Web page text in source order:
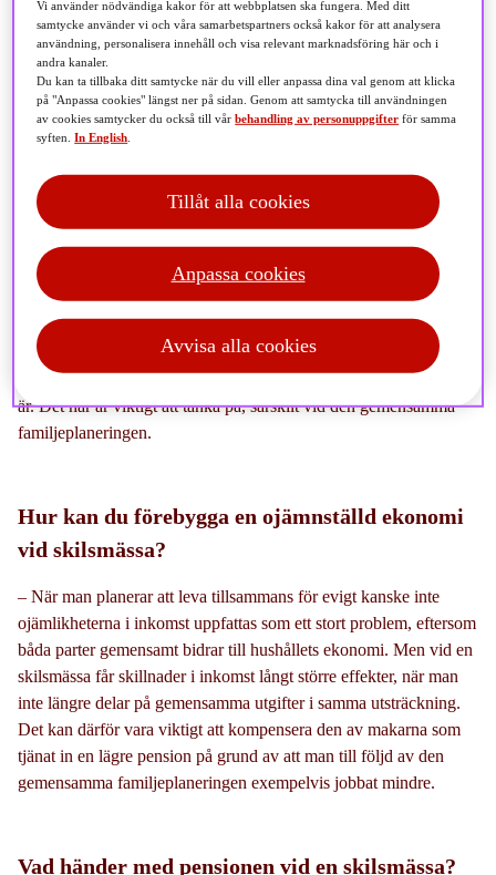
och skilsmässa.
Vad kan vara bra att tänka på som gift?
– En sak som är viktig och som många glömmer bort är att
diskutera är vad som händer med pensionen vid en eventuell
skilsmässa. Eftersom pension i regel inte ingår i en bodelning kan
det leda till snedfördelningar vid en separation – särskilt om en
person har haft en lägre inkomst, tagit större ansvar för familjen
genom exempelvis längre uttag av föräldraledighet eller jobbat
deltid. Detta drabbar till största delen kvinnor, som i dag statistiskt
sett har lägre löner och är hemma mer med barnen än vad männen
är. Det här är viktigt att tänka på, särskilt vid den gemensamma
familjeplaneringen.
Hur kan du förebygga en ojämnställd ekonomi
vid skilsmässa?
– När man planerar att leva tillsammans för evigt kanske inte
ojämlikheterna i inkomst uppfattas som ett stort problem, eftersom
båda parter gemensamt bidrar till hushållets ekonomi. Men vid en
skilsmässa får skillnader i inkomst långt större effekter, när man
inte längre delar på gemensamma utgifter i samma utsträckning.
Det kan därför vara viktigt att kompensera den av makarna som
tjänat in en lägre pension på grund av att man till följd av den
gemensamma familjeplaneringen exempelvis jobbat mindre.
Vad händer med pensionen vid en skilsmässa?
Vi använder nödvändiga kakor för att webbplatsen ska fungera. Med ditt
samtycke använder vi och våra samarbetspartners också kakor för att analysera
användning, personalisera innehåll och visa relevant marknadsföring här och i
andra kanaler.
Du kan ta tillbaka ditt samtycke när du vill eller anpassa dina val genom att klicka
på "Anpassa cookies" längst ner på sidan. Genom att samtycka till användningen
av cookies samtycker du också till vårbehandling av personuppgifter för samma
syften.In English
Anpassa cookies
Avvisa alla cookies
Tillåt alla cookies